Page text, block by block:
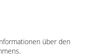
über den